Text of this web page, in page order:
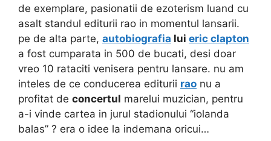
de exemplare, pasionatii de ezoterism luand cu
asalt standul editurii rao in momentul lansarii.
pe de alta parte, autobiografia lui eric clapton
a fost cumparata in 500 de bucati, desi doar
vreo 10 rataciti venisera pentru lansare. nu am
inteles de ce conducerea editurii rao nu a
profitat de concertul marelui muzician, pentru
a-i vinde cartea in jurul stadionului “iolanda
balas” ? era o idee la indemana oricui…